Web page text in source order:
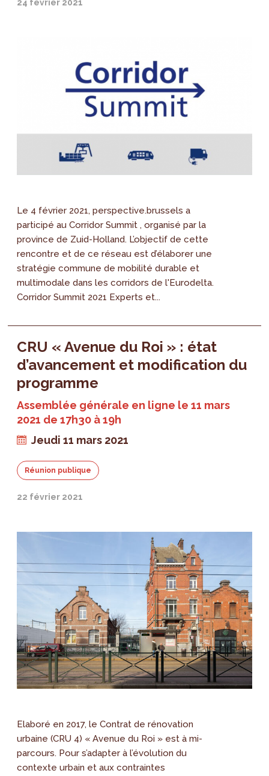
24 février 2021
Le 4 février 2021, perspective.brussels a
participé au Corridor Summit , organisé par la
province de Zuid-Holland. L’objectif de cette
rencontre et de ce réseau est d’élaborer une
stratégie commune de mobilité durable et
multimodale dans les corridors de l'Eurodelta.
Corridor Summit 2021 Experts et...
CRU « Avenue du Roi » : état
d’avancement et modification du
programme
Assemblée générale en ligne le 11 mars
2021 de 17h30 à 19h
Jeudi 11 mars 2021
Réunion publique
22 février 2021
Elaboré en 2017, le Contrat de rénovation
urbaine (CRU 4) « Avenue du Roi » est à mi-
parcours. Pour s’adapter à l’évolution du
contexte urbain et aux contraintes